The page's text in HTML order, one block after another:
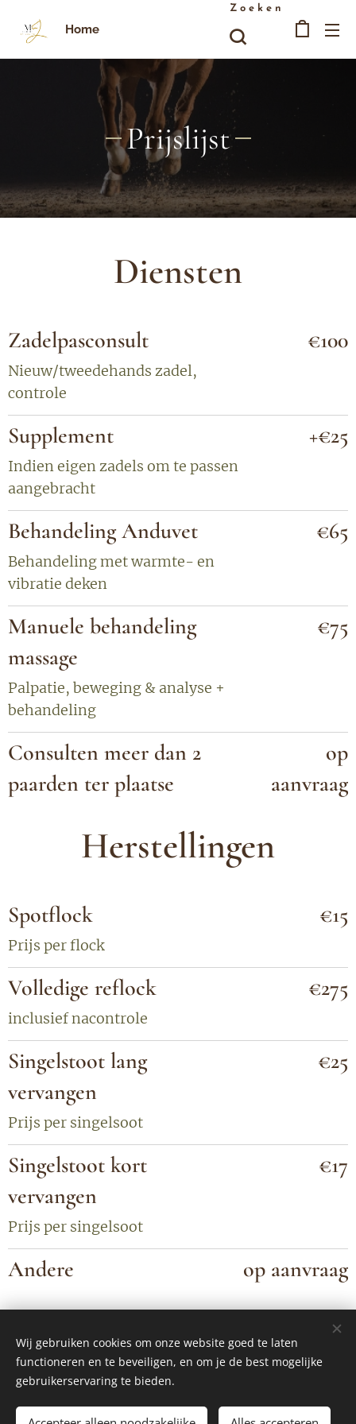
Home
Zoeken
Prijslijst
Diensten
Zadelpasconsult
Nieuw/tweedehands zadel,
controle
€100
Supplement
Indien eigen zadels om te passen
aangebracht
+€25
Behandeling Anduvet
Behandeling met warmte- en
vibratie deken
€65
Manuele behandeling
massage
Palpatie, beweging & analyse +
behandeling
€75
Consulten meer dan 2
paarden ter plaatse
op
aanvraag
Herstellingen
Spotflock
Prijs per flock
€15
Volledige reflock
inclusief nacontrole
€275
Singelstoot lang
vervangen
Prijs per singelsoot
€25
Singelstoot kort
vervangen
Prijs per singelsoot
€17
Andere op aanvraag
©2025MJ Equine By Céline, alle rechten voorbehouden
Algemene voorwaarden
Talen
Wij gebruiken cookies om onze website goed te laten
functioneren en te beveiligen, en om je de best mogelijke
gebruikerservaring te bieden.